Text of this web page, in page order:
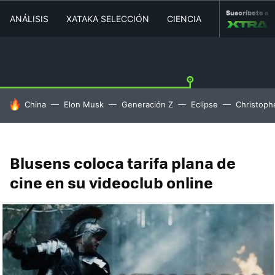
ANÁLISIS XATAKA SELECCIÓN CIENCIA MOVILIDAD
Suscríbete a
HOY SE HABLA DE
China Elon Musk Generación Z Eclipse
Blusens coloca tarifa plana de
cine en su videoclub online